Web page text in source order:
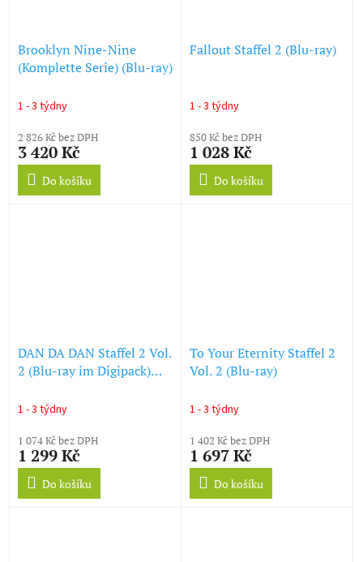
Brooklyn Nine-Nine
(Komplette Serie) (Blu-ray)
1 - 3 týdny
2 826 Kč bez DPH
3 420 Kč
Do košíku
Fallout Staffel 2 (Blu-ray)
1 - 3 týdny
850 Kč bez DPH
1 028 Kč
Do košíku
DAN DA DAN Staffel 2 Vol.
2 (Blu-ray im Digipack)
1 - 3 týdny
1 074 Kč bez DPH
1 299 Kč
Do košíku
To Your Eternity Staffel 2
Vol. 2 (Blu-ray)
1 - 3 týdny
1 402 Kč bez DPH
1 697 Kč
Do košíku